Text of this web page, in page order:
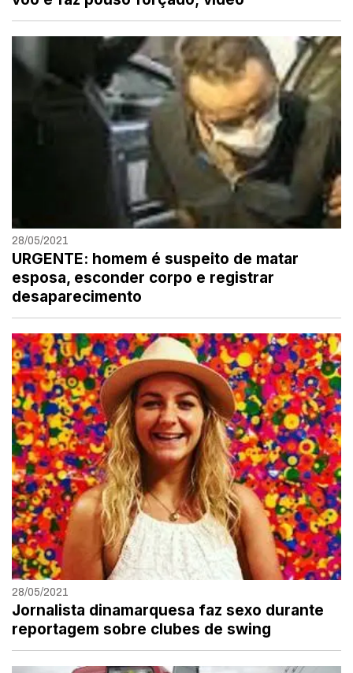
28/05/2021
URGENTE: homem é suspeito de matar
esposa, esconder corpo e registrar
desaparecimento
28/05/2021
Jornalista dinamarquesa faz sexo durante
reportagem sobre clubes de swing